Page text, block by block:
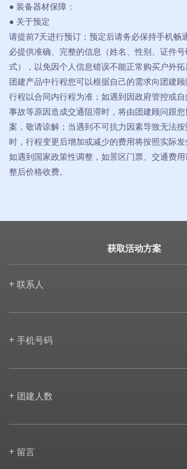
● 装备器材保障：
● 关于预定
请提前7天进行预订；预定后请务必保持手机畅
必提供准确、完整的信息（姓名、性别、证件
式），以免因个人信息错误不能正常购买户外拓
团建产品中行程您可以根据自己的需求向团建
行程以合同内行程为准；如遇到因政府管控或
事故等原因造成交通阻滞时，将由团建顾问跟
案，敬请谅解；当遇到不可抗力因素导致无法
时，行程变更后增加或减少的费用将按照实际发
如遇到国家政策性调整，如景区门票、交通费
整后价格收费。
获取活动方案
+ 联系人
+ 手机号码
+ 团建人数
+ 留言